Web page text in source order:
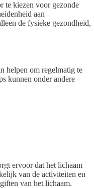
te kiezen voor gezonde
aan
de fysieke gezondheid,
helpen om regelmatig te
kunnen onder andere
ervoor dat het lichaam
van de activiteiten en
van het lichaam.